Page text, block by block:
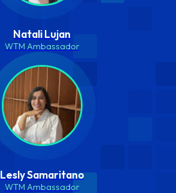
Natali Lujan
WTM Ambassador
Lesly Samaritano
WTM Ambassador